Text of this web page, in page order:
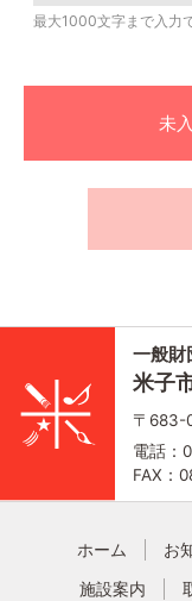
最大1000文字まで入力
未
一般財
米子
〒683-
電話：
FAX：
ホーム お
施設案内